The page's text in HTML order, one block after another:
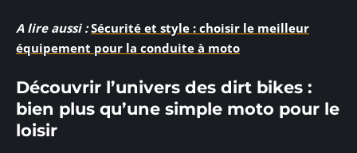
A lire aussi : Sécurité et style : choisir le meilleur
équipement pour la conduite à moto
Découvrir l’univers des dirt bikes :
bien plus qu’une simple moto pour le
loisir